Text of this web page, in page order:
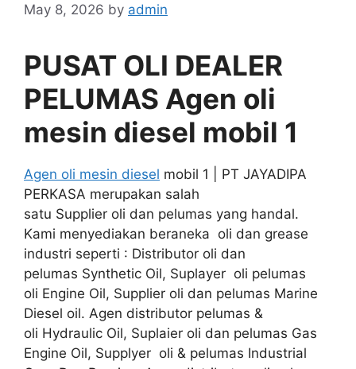
May 8, 2026 by admin
PUSAT OLI DEALER
PELUMAS Agen oli
mesin diesel mobil 1
Agen oli mesin diesel mobil 1 | PT JAYADIPA
PERKASA merupakan salah
satu Supplier oli dan pelumas yang handal.
Kami menyediakan beraneka oli dan grease
industri seperti : Distributor oli dan
pelumas Synthetic Oil, Suplayer oli pelumas
oli Engine Oil, Supplier oli dan pelumas Marine
Diesel oil. Agen distributor pelumas &
oli Hydraulic Oil, Suplaier oli dan pelumas Gas
Engine Oil, Supplyer oli & pelumas Industrial